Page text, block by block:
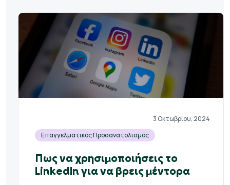
3 Οκτωβρίου, 2024
Επαγγελματικός Προσανατολισμός
Πως να χρησιμοποιήσεις το
LinkedIn για να βρεις μέντορα